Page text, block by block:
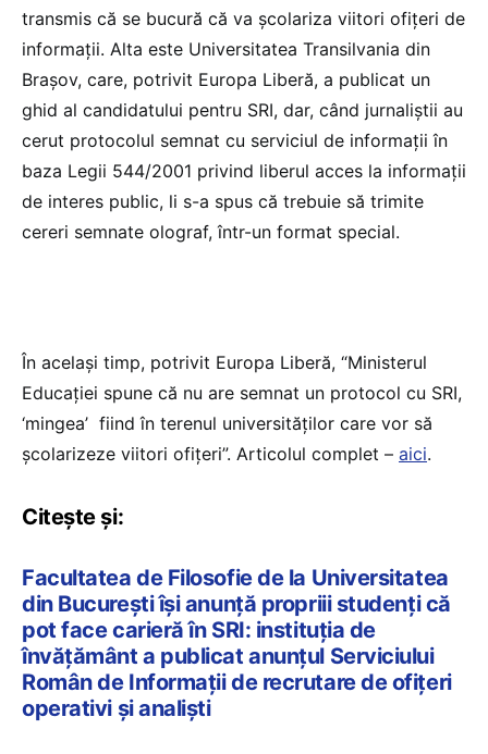
transmis că se bucură că va școlariza viitori ofițeri de
informații. Alta este Universitatea Transilvania din
Brașov, care, potrivit Europa Liberă, a publicat un
ghid al candidatului pentru SRI, dar, când jurnaliștii au
cerut protocolul semnat cu serviciul de informații în
baza Legii 544/2001 privind liberul acces la informații
de interes public, li s-a spus că trebuie să trimite
cereri semnate olograf, într-un format special.
În același timp, potrivit Europa Liberă, “Ministerul
Educației spune că nu are semnat un protocol cu SRI,
‘mingea’ fiind în terenul universităților care vor să
școlarizeze viitori ofițeri”. Articolul complet – aici.
Citește și:
Facultatea de Filosofie de la Universitatea
din București își anunță propriii studenți că
pot face carieră în SRI: instituția de
învățământ a publicat anunțul Serviciului
Român de Informații de recrutare de ofițeri
operativi și analiști